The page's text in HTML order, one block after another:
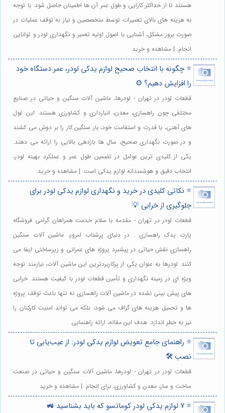
هستند تا از حداکثر کارایی و طول عمر آن ها اطمینان حاصل شود. با توجه
به هزینه های بالای تعمیرات توسط متخصصین و نیاز به توقف عملیات در
صورت بروز مشکل، آشنایی با اصول اولیه تعمیر و نگهداری لودر و توانایی
انجام. | مشاهده و خرید
⭐️ چگونه با انتخاب صحیح لوازم یدکی لودر، عمر دستگاه خود
را افزایش دهیم؟ ⚙️
قطعات لودر در تهران - لودرها، ماشین آلات سنگین و حیاتی در صنایع
مختلفی چون راهسازی، معدن، انبارداری و کشاورزی هستند. این غول
های آهنی، با قدرت و استقامت خود، بار سنگین کار را بر دوش می کشند
و در صورت نگهداری صحیح، سال ها بازدهی بالایی را ارائه می دهند.
یکی از کلیدی ترین عوامل در تضمین طول عمر و عملکرد بهینه لودر،
انتخاب دقیق و هوشمندانه لوازم یدکی است. | مشاهده و خرید
⭐️ نکاتی کلیدی در خرید و نگهداری لوازم یدکی لودر برای
جلوگیری از خرابی 💡
قطعات لودر در تهران - مقدمه با سلام خدمت همراهان گرامی فروشگاه
پارت یدک راهسازی . در دنیای پرشتاب امروز، ماشین آلات سنگین
راهسازی نقش حیاتی در پیشبرد پروژه های عمرانی و زیرساختی ایفا می
کنند. لودرها به عنوان یکی از پرکاربردترین این ماشین آلات، نیازمند توجه
ویژه ای در زمینه نگهداری و تأمین قطعات لودر با کیفیت هستند. خرابی
های پیش بینی نشده در ماشین آلات راهسازی نه تنها باعث توقف پروژه
ها و تحمیل هزینه های گزاف می شود، بلکه می تواند امنیت کارکنان را
نیز به خطر اندازد. هدف این مقاله، ارائه راهنمایی
⭐️ راهنمای جامع تعویض لوازم یدکی لودر: از عیب‌یابی تا
نصب 🛠️
قطعات لودر در تهران - لودرها، ماشین آلات سنگین و حیاتی در صنعت
ساخت و ساز، معدن و کشاورزی، برای انجام. | مشاهده و خرید
⭐️ 7 لوازم یدکی لودر کوماتسو که باید بشناسید 🚜